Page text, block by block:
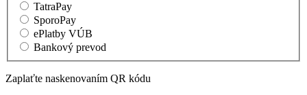
TatraPay
SporoPay
ePlatby VÚB
Bankový prevod
Zaplaťte naskenovaním QR kódu